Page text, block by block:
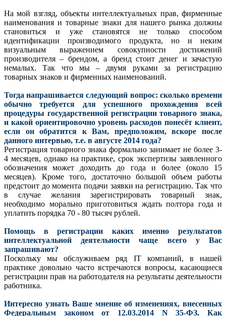
На мой взгляд, объекты интеллектуальных прав, фирменные
наименования и товарные знаки для нашего рынка должны
становиться и уже становятся не только способом
идентификации производимого продукта, но и неким
визуальным выражением совокупности достижений
производителя – брендом, а бренд стоит денег и зачастую
немалых. Так что мы – двумя руками за регистрацию
товарных знаков и фирменных наименований.
Тогда напрашивается следующий вопрос: сколько времени
обычно требуется для успешного прохождения всей
процедуры государственной регистрации товарного знака,
и какой ориентировочно уровень расходов понесёт клиент,
если он обратится к Вам, предположим, вскоре после
данного интервью, т.е. в августе 2014 года?
Регистрация товарного знака формально занимает не более 3-
4 месяцев, однако на практике, срок экспертизы заявленного
обозначения может доходить до года и более (около 15
месяцев). Кроме того, достаточно большой объем работы
предстоит до момента подачи заявки на регистрацию. Так что
в случае желания зарегистрировать товарный знак,
необходимо морально приготовиться ждать полтора года и
уплатить порядка 70 - 80 тысяч рублей.
Помощь в регистрации каких именно результатов
интеллектуальной деятельности чаще всего у Вас
запрашивают?
Поскольку мы обслуживаем ряд IT компаний, в нашей
практике довольно часто встречаются вопросы, касающиеся
регистрации прав на работодателя на результаты деятельности
работника.
Интересно узнать Ваше мнение об изменениях, внесенных
Федеральным законом от 12.03.2014 N 35-ФЗ. Как